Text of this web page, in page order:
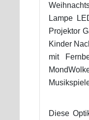
Lampe
Projektor
Kinder
mit
Diese